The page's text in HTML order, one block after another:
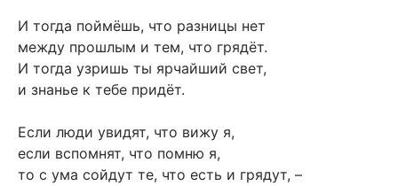
И тогда поймёшь, что разницы нет
между прошлым и тем, что грядёт.
И тогда узришь ты ярчайший свет,
и знанье к тебе придёт.
Если люди увидят, что вижу я,
если вспомнят, что помню я,
то с ума сойдут те, что есть и грядут, –